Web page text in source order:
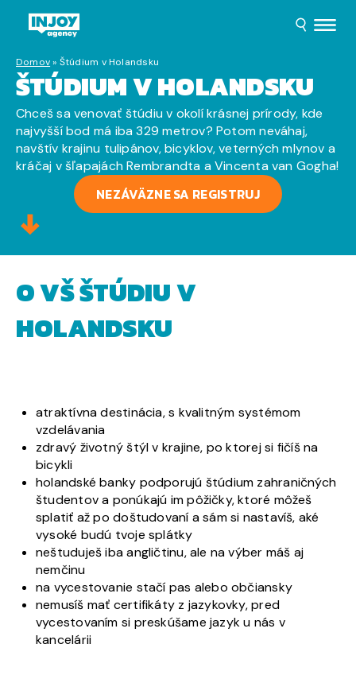
Domov» Štúdium v Holandsku
ŠTÚDIUM V HOLANDSKU
Chceš sa venovať štúdiu v okolí krásnej prírody, kde
najvyšší bod má iba 329 metrov? Potom neváhaj,
navštív krajinu tulipánov, bicyklov, veterných mlynov a
kráčaj v šľapajách Rembrandta a Vincenta van Gogha!
NEZÁVÄZNE SA REGISTRUJ
O VŠ ŠTÚDIU V
HOLANDSKU
atraktívna destinácia, s kvalitným systémom
vzdelávania
zdravý životný štýl v krajine, po ktorej si fičíš na
bicykli
holandské banky podporujú štúdium zahraničných
študentov a ponúkajú im pôžičky, ktoré môžeš
splatiť až po doštudovaní a sám si nastavíš, aké
vysoké budú tvoje splátky
neštuduješ iba angličtinu, ale na výber máš aj
nemčinu
na vycestovanie stačí pas alebo občiansky
nemusíš mať certifikáty z jazykovky, pred
vycestovaním si preskúšame jazyk u nás v
kancelárii